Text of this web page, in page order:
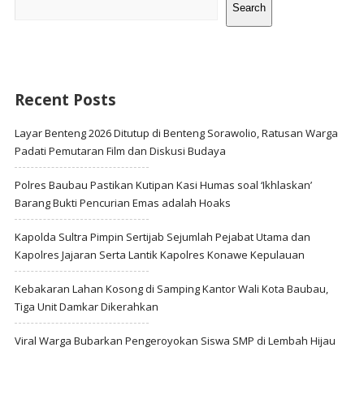
Search
Recent Posts
Layar Benteng 2026 Ditutup di Benteng Sorawolio, Ratusan Warga
Padati Pemutaran Film dan Diskusi Budaya
Polres Baubau Pastikan Kutipan Kasi Humas soal ‘Ikhlaskan’
Barang Bukti Pencurian Emas adalah Hoaks
Kapolda Sultra Pimpin Sertijab Sejumlah Pejabat Utama dan
Kapolres Jajaran Serta Lantik Kapolres Konawe Kepulauan
Kebakaran Lahan Kosong di Samping Kantor Wali Kota Baubau,
Tiga Unit Damkar Dikerahkan
Viral Warga Bubarkan Pengeroyokan Siswa SMP di Lembah Hijau